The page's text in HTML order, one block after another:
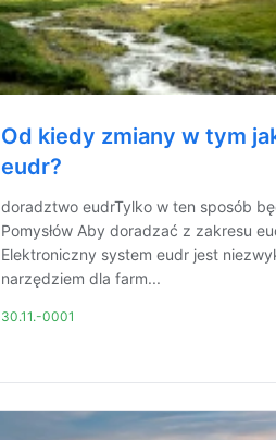
Od kiedy zmiany w tym
eudr?
doradztwo eudrTylko w ten sposób
Pomysłów Aby doradzać z zakresu
Elektroniczny system eudr jest
narzędziem dla farm...
30.11.-0001